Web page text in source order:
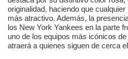
originalidad, haciendo que
más atractivo. Además, la
los New York Yankees en la parte
uno de los equipos más icónicos
atraerá a quienes siguen de cerca